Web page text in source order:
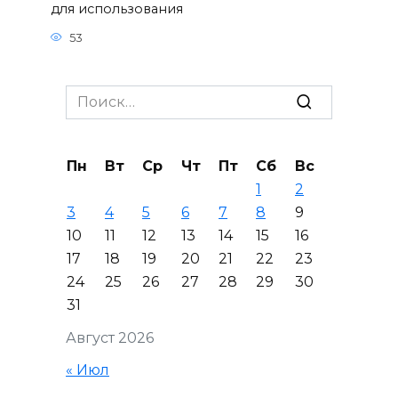
для использования
53
Search
for:
Август 2026
Пн Вт Ср Чт Пт Сб
Вс
1
2
3
4 5 6 7 8
9
10
11 12 13 14 15
16
17
18 19 20 21 22
23
24
25 26 27 28 29
30
31
« Июл